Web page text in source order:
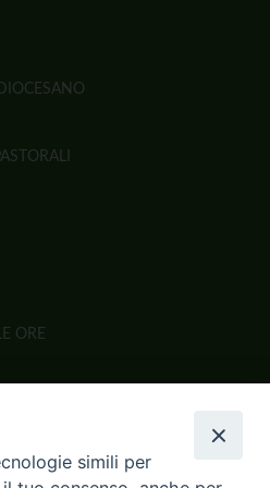
ORE
simili per